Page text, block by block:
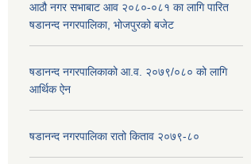
आठौ नगर सभाबाट आव २०८०-०८१ का लागि पारित
षडानन्द नगरपालिका, भोजपुरको बजेट
षडानन्द नगरपालिकाको आ.व. २०७९/०८० को लागि
आर्थिक ऐन
षडानन्द नगरपालिका रातो किताव २०७९-८०